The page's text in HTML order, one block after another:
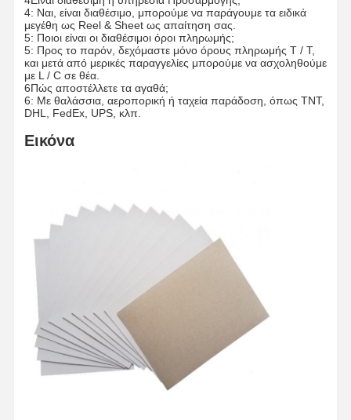
4: Ναι, είναι διαθέσιμο, μπορούμε να παράγουμε τα ειδικά
μεγέθη ως Reel & Sheet ως απαίτηση σας.
5: Ποιοι είναι οι διαθέσιμοι όροι πληρωμής;
5: Προς το παρόν, δεχόμαστε μόνο όρους πληρωμής T / T,
και μετά από μερικές παραγγελίες μπορούμε να ασχοληθούμε
με L / C σε θέα.
6Πώς αποστέλλετε τα αγαθά;
6: Με θαλάσσια, αεροπορική ή ταχεία παράδοση, όπως TNT,
DHL, FedEx, UPS, κλπ.
Εικόνα